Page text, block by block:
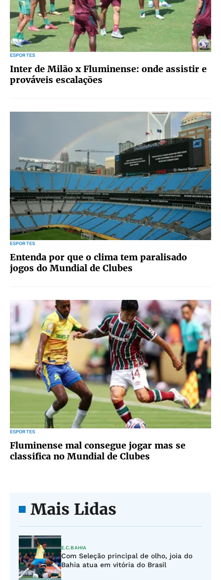
ESPORTES
Inter de Milão x Fluminense: onde assistir e
prováveis escalações
ESPORTES
Entenda por que o clima tem paralisado
jogos do Mundial de Clubes
ESPORTES
Fluminense mal consegue jogar mas se
classifica no Mundial de Clubes
Mais Lidas
E.C.BAHIA
Com Seleção principal de olho, joia do
Bahia atua em vitória do Brasil